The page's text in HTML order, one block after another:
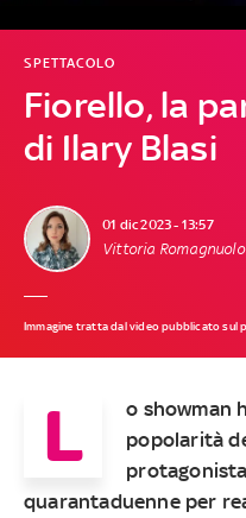
Fiorello, la
di Ilary Blasi
SPETTACOLO
01 dic 2023 - 13:57
Vittoria Romagnuolo
Immagine tratta dal video pubblicato sul
L
o showman
popolarità
quarantaduenne per